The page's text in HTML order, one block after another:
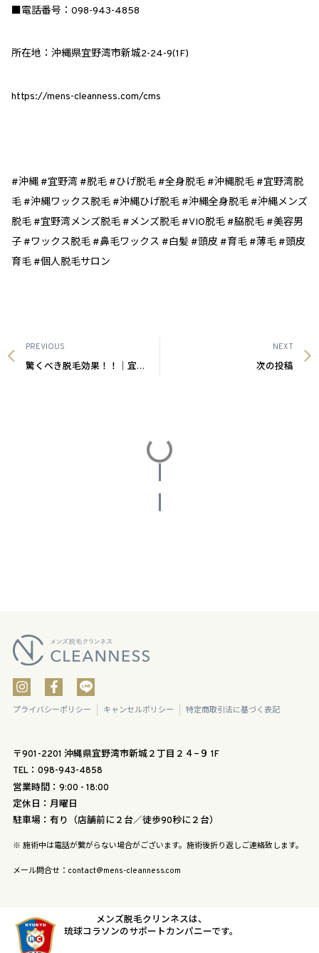
■電話番号：098-943-4858
所在地：沖縄県宜野湾市新城2-24-9(1F)
https://mens-cleanness.com/cms
#沖縄 #宜野湾 #脱毛 #ひげ脱毛 #全身脱毛 #沖縄脱毛 #宜野湾脱
毛 #沖縄ワックス脱毛 #沖縄ひげ脱毛 #沖縄全身脱毛 #沖縄メンズ
脱毛 #宜野湾メンズ脱毛 #メンズ脱毛 #VIO脱毛 #脇脱毛 #美容男
子 #ワックス脱毛 #鼻毛ワックス #白髪 #頭皮 #育毛 #薄毛 #頭皮
育毛 #個人脱毛サロン
PREVIOUS
驚くべき脱毛効果！！｜宜野湾メンズ脱毛
NEXT
次の投稿
プライバシーポリシー キャンセルポリシー 特定商取引法に基づく表記
〒901-2201 沖縄県宜野湾市新城２丁目２４−９ 1F
TEL：098-943-4858
営業時間：9:00 - 18:00
定休日：月曜日
駐車場：有り（店舗前に２台／徒歩90秒に２台）
※ 施術中は電話が繋がらない場合がございます。施術後折り返しご連絡致します。
メール問合せ：contact@mens-cleanness.com
メンズ脱毛クリンネスは、
琉球コラソンのサポートカンパニーです。